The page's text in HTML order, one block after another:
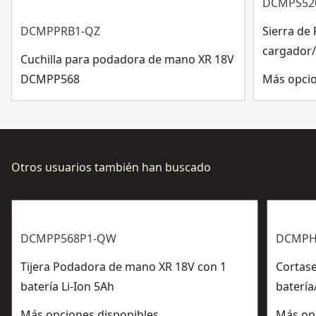
PROTECCIÓN DE LA MANO - Evita lesiones, protege la
púas / espinas - total confianza y seguridad
Incluye Luz Led, que permite iluminar la base de las
ramas para un corte preciso
DCMPPRB1-QZ
Cuchilla para podadora de mano XR 18V
DCMPP568
Sierra de
Más
Otros usuarios también han buscado
DCMPP568P1-QW
Tijera Podadora de mano XR 18V con 1
batería Li-Ion 5Ah